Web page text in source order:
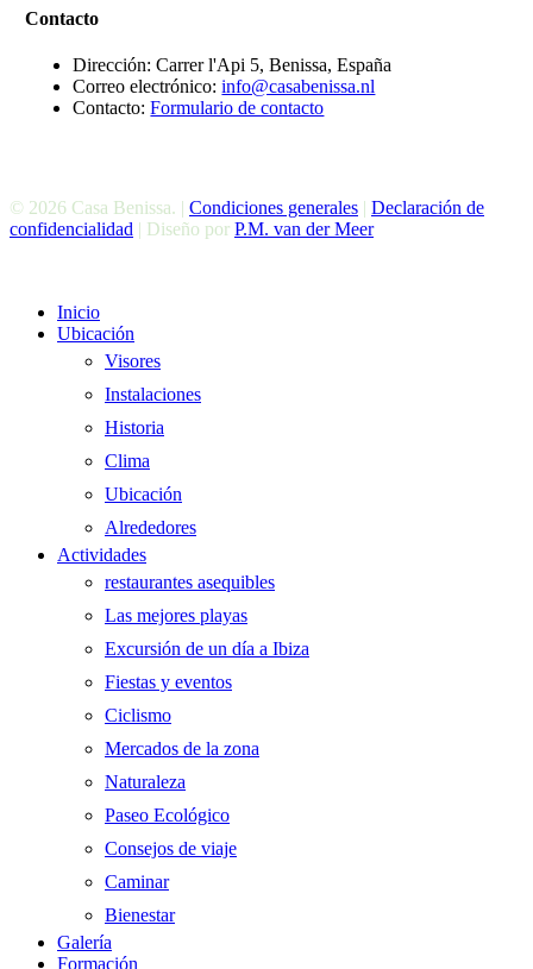
Contacto
Dirección: Carrer l'Api 5, Benissa, España
Correo electrónico:info@casabenissa.nl
Contacto:Formulario de contacto
© 2026 Casa Benissa. | Condiciones generales | Declaración de
confidencialidad | Diseño por P.M. van der Meer
Cerrar Inicio
Ubicación
Visores
Instalaciones
Historia
Clima
Ubicación
Alrededores
Actividades
restaurantes asequibles
Las mejores playas
Excursión de un día a Ibiza
Fiestas y eventos
Ciclismo
Mercados de la zona
Naturaleza
Paseo Ecológico
Consejos de viaje
Caminar
Bienestar
Galería
Formación